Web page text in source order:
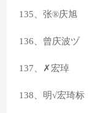
135、张®庆旭
136、曾庆波ヅ
137、✗宏琸
138、明√宏琦标